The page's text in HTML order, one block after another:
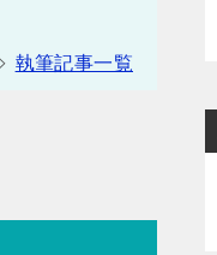
執筆記事一覧